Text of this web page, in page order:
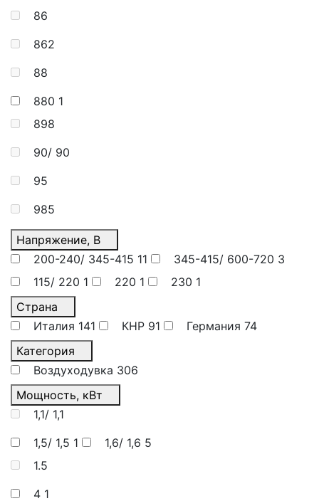
86
862
88
880 1
898
90/ 90
95
985
Напряжение, В
200-240/ 345-415 11 345-415/ 600-720 3
115/ 220 1 220 1 230 1
Страна
Италия 141 КНР 91 Германия 74
Категория
Воздуходувка 306
Мощность, кВт
1,1/ 1,1
1,5/ 1,5 1 1,6/ 1,6 5
1.5
4 1